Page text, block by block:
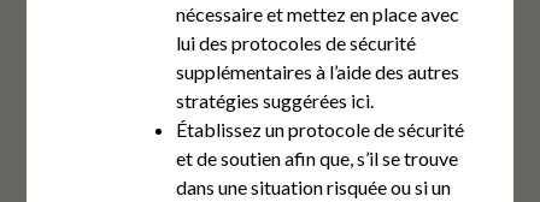
nécessaire et mettez en place avec
lui des protocoles de sécurité
supplémentaires à l’aide des autres
stratégies suggérées ici.
Établissez un protocole de sécurité
et de soutien afin que, s’il se trouve
dans une situation risquée ou si un